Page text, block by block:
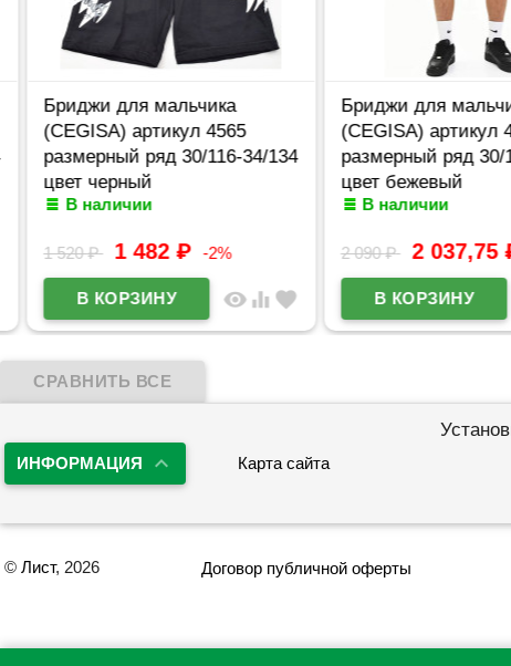
Бриджи для мальчика
(CEGISA) артикул 4565
размерный ряд 30/116-34/134
цвет черный
В наличии
1 520₽ 1 482₽ -2%
visibilityequalizer favorite
Бриджи для мальчика
(CEGISA) артикул
размерный ряд 30/
цвет бежевый
В наличии
2 090₽ 2 037,75₽
ИНФОРМАЦИЯ Карта сайта
© Лист, 2026 Договор публичной оферты